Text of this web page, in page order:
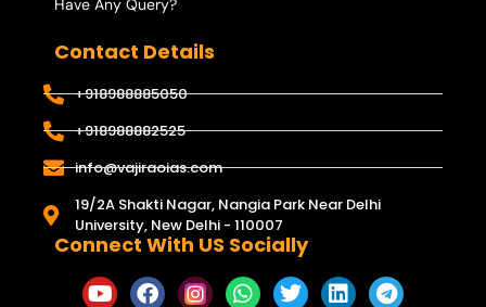
Have Any Query?
Contact Details
+918988885050
+918988882525
info@vajiraoias.com
19/2A Shakti Nagar, Nangia Park Near Delhi
University, New Delhi - 110007
Connect With US Socially